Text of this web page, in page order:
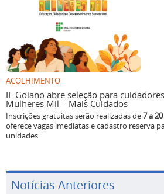
ACOLHIMENTO
IF Goiano abre seleção para
Mulheres Mil – Mais Cuidados
Inscrições gratuitas serão realizadas de7 a
oferece vagas imediatas e cadastro reserva
unidades.
Notícias Anteriores